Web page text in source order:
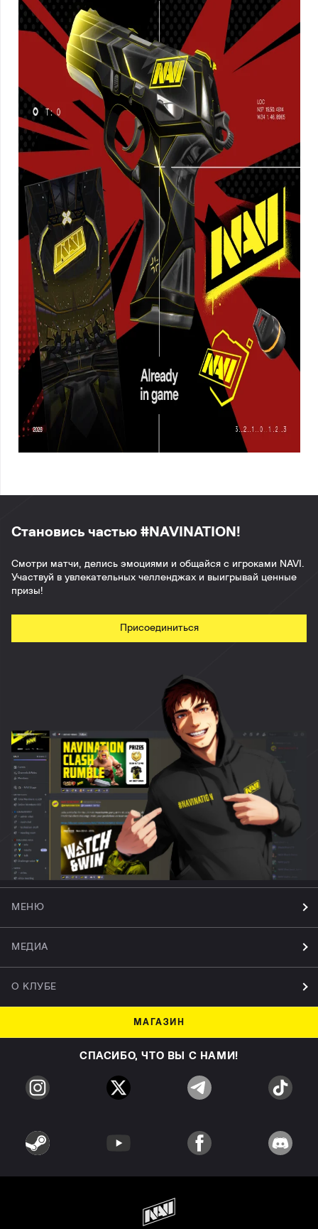
Становись частью #NAVINATION!
Смотри матчи, делись эмоциями и общайся с игроками NAVI.
Участвуй в увлекательных челленджах и выигрывай ценные
призы!
Присоединиться
МЕНЮ
МЕДИА
О КЛУБЕ
МАГАЗИН
СПАСИБО, ЧТО ВЫ С НАМИ!